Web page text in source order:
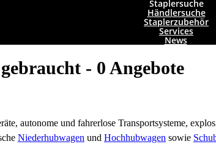
Staplersuche
Händlersuche
Staplerzubehör
Services
News
- 0 Angebote
autonome und fahrerlose Transportsysteme,
Niederhubwagen und Hochhubwagen sowie